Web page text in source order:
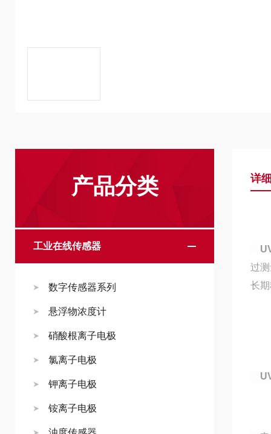
产品分类
工业在线传感器
数字传感器系列
悬浮物浓度计
硝酸根离子电极
氯离子电极
钾离子电极
铵离子电极
详
过
长